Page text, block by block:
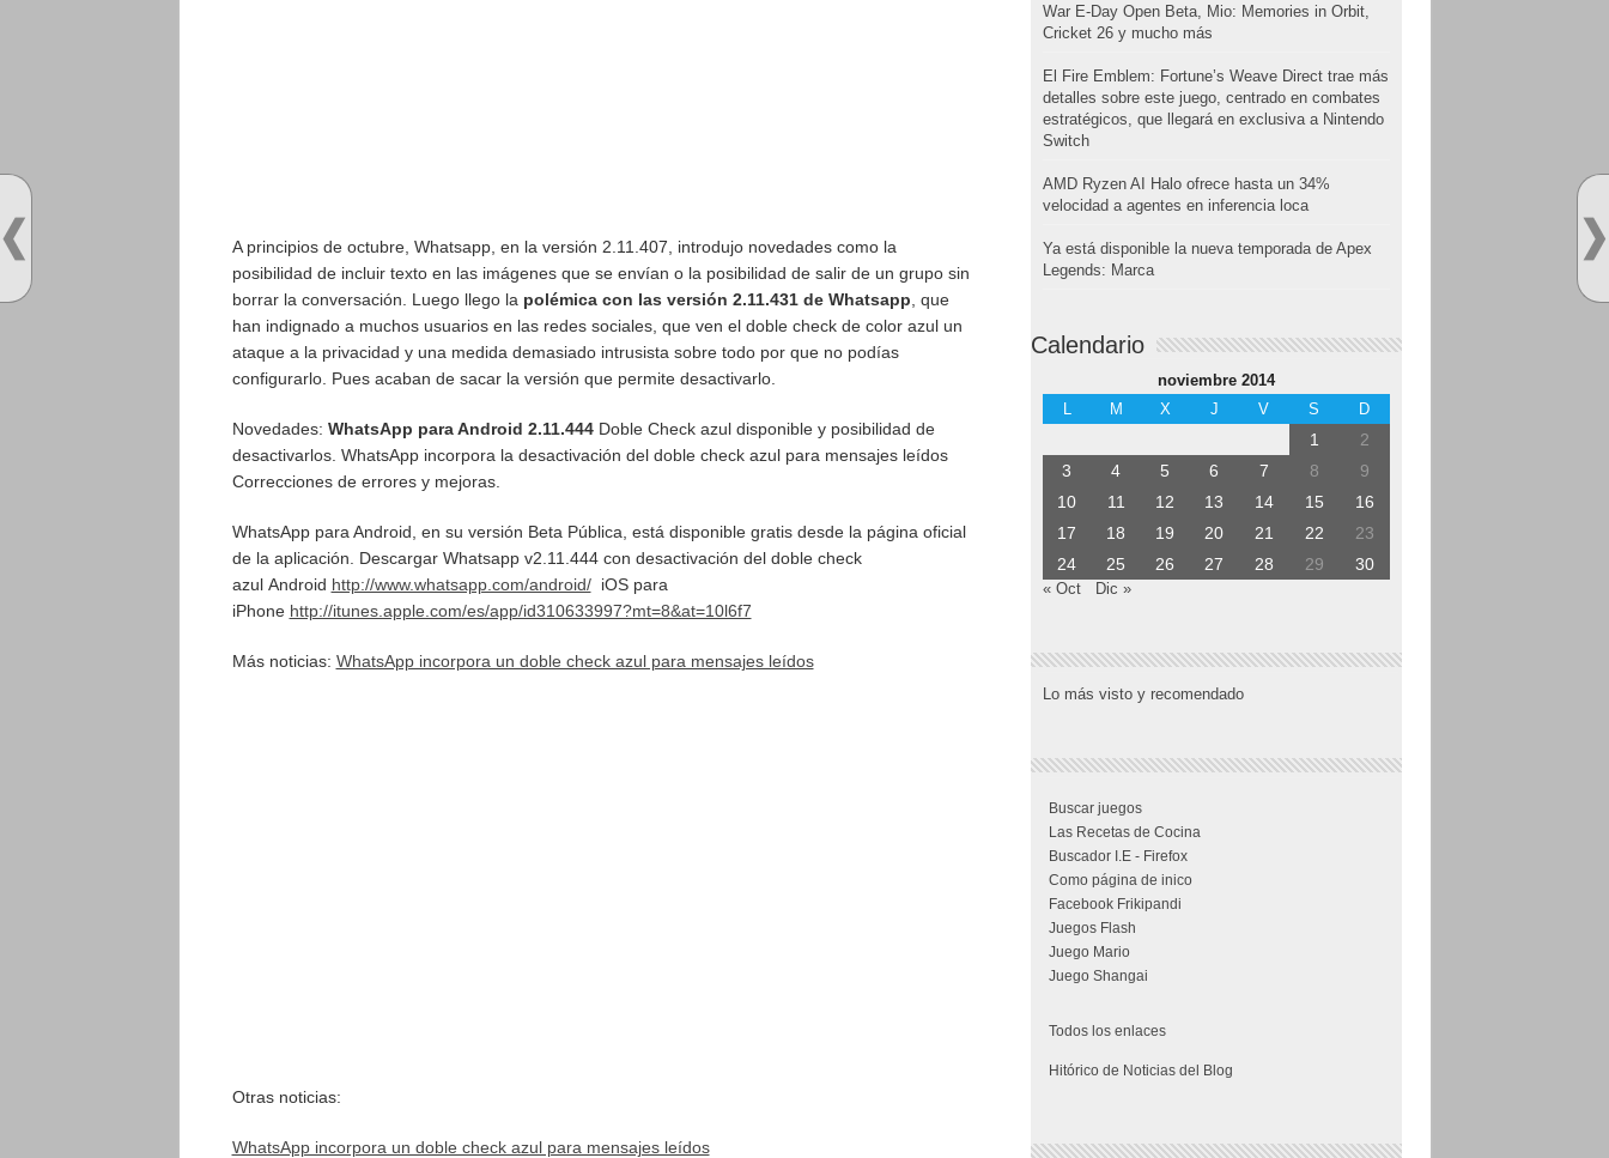
A principios de octubre, Whatsapp, en la versión 2.11.407, introdujo novedades como la
posibilidad de incluir texto en las imágenes que se envían o la posibilidad de salir de un grupo sin
borrar la conversación. Luego llego la polémica con las versión 2.11.431 de Whatsapp , que
han indignado a muchos usuarios en las redes sociales, que ven el doble check de color azul un
ataque a la privacidad y una medida demasiado intrusista sobre todo por que no podías
configurarlo. Pues acaban de sacar la versión que permite desactivarlo.
Novedades: WhatsApp para Android 2.11.444Doble Check azul disponible y posibilidad de
desactivarlos. WhatsApp incorpora la desactivación del doble check azul para mensajes leídos
Correcciones de errores y mejoras.
WhatsApp para Android, en su versión Beta Pública, está disponible gratis desde la página oficial
de la aplicación. Descargar Whatsapp v2.11.444 con desactivación del doble check
azul Android http://www.whatsapp.com/android/iOS para
iPhone http://itunes.apple.com/es/app/id310633997?mt=8&at=10l6f7
Más noticias: WhatsApp incorpora un doble check azul para mensajes leídos
Otras noticias:
WhatsApp incorpora un doble check azul para mensajes leídos
War E-Day Open Beta, Mio: Memories in Orbit,
Cricket 26 y mucho más
El Fire Emblem: Fortune’s Weave Direct trae más
detalles sobre este juego, centrado en combates
estratégicos, que llegará en exclusiva a Nintendo
Switch
AMD Ryzen AI Halo ofrece hasta un 34%
velocidad a agentes en inferencia loca
Ya está disponible la nueva temporada de Apex
Legends: Marca
Calendario
noviembre 2014
L
M X J V S D
1
2
3
4 5 6 7 8
9
10
11 12 13 14 15
16
17
18 19 20 21 22
23
24
25 26 27 28 29 30
« Oct Dic »
Lo más visto y recomendado
Buscar juegos
Las Recetas de Cocina
Buscador I.E - Firefox
Como página de inico
Facebook Frikipandi
Juegos Flash
Juego Mario
Juego Shangai
Todos los enlaces
Hitórico de Noticias del Blog